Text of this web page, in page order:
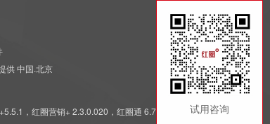
供 中国.北京
，红圈营销+ 2.3.0.020，红圈通 6.7.7.011 试用咨询